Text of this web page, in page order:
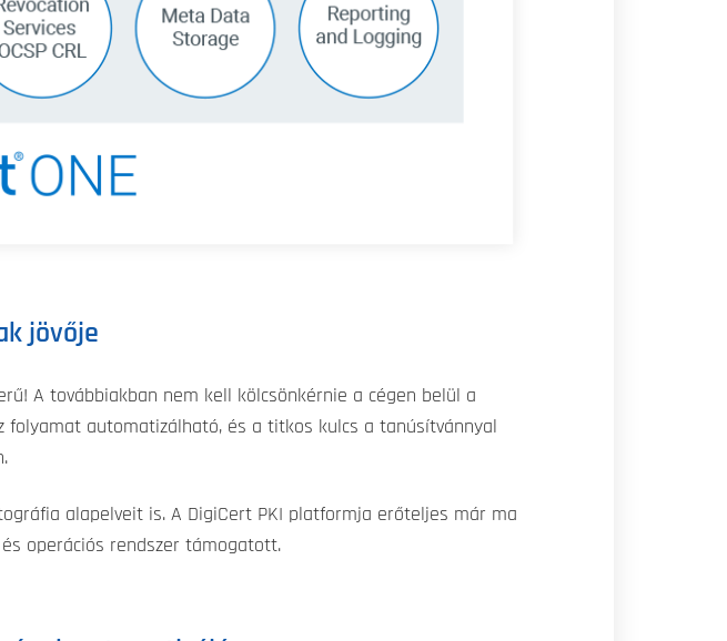
jövője
A továbbiakban nem kell kölcsönkérnie a cégen belül a
folyamat automatizálható, és a titkos kulcs a tanúsítvánnyal
alapelveit is. A DigiCert PKI platformja erőteljes már ma
operációs rendszer támogatott.